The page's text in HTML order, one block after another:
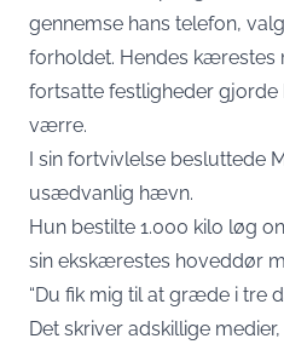
gennemse hans telefon,
forholdet. Hendes kærestes
fortsatte festligheder gjorde
værre.
I sin fortvivlelse besluttede
usædvanlig hævn.
Hun bestilte 1.000 kilo løg
sin ekskærestes hoveddør
“Du fik mig til at græde i tre
Det skriver adskillige